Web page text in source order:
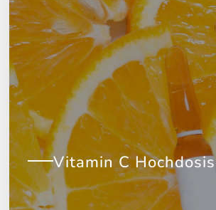
Vitamin C Hochdosis